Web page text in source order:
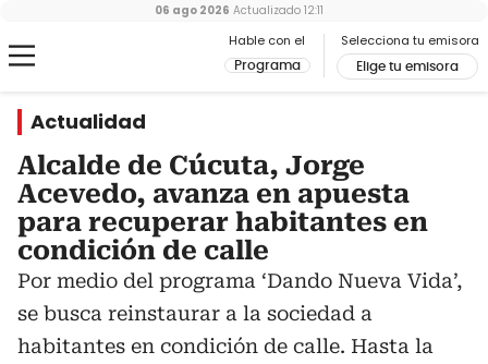
Hable con el
Programa
Selecciona tu emisora
Elige tu emisora
06 ago 2026 Actualizado 12:11
Actualidad
Alcalde de Cúcuta, Jorge
Acevedo, avanza en apuesta
para recuperar habitantes en
condición de calle
Por medio del programa ‘Dando Nueva Vida’,
se busca reinstaurar a la sociedad a
habitantes en condición de calle. Hasta la